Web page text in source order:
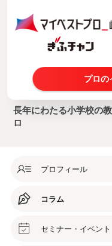
プロの
長年にわたる小学校の
ロ
プロフィール
コラム
セミナー・イベント